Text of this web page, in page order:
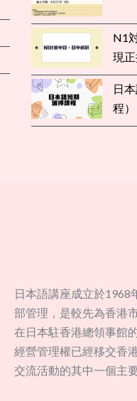
N1
現正
日
程）
日本語講座成立於1968
部管理，是較先為香港
在日本駐香港總領事館
經營管理權已經移交香
交流活動的其中一個主要